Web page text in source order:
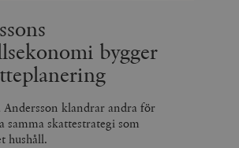
bygger
Andersson klandrar andra för
samma skattestrategi som
hushåll.